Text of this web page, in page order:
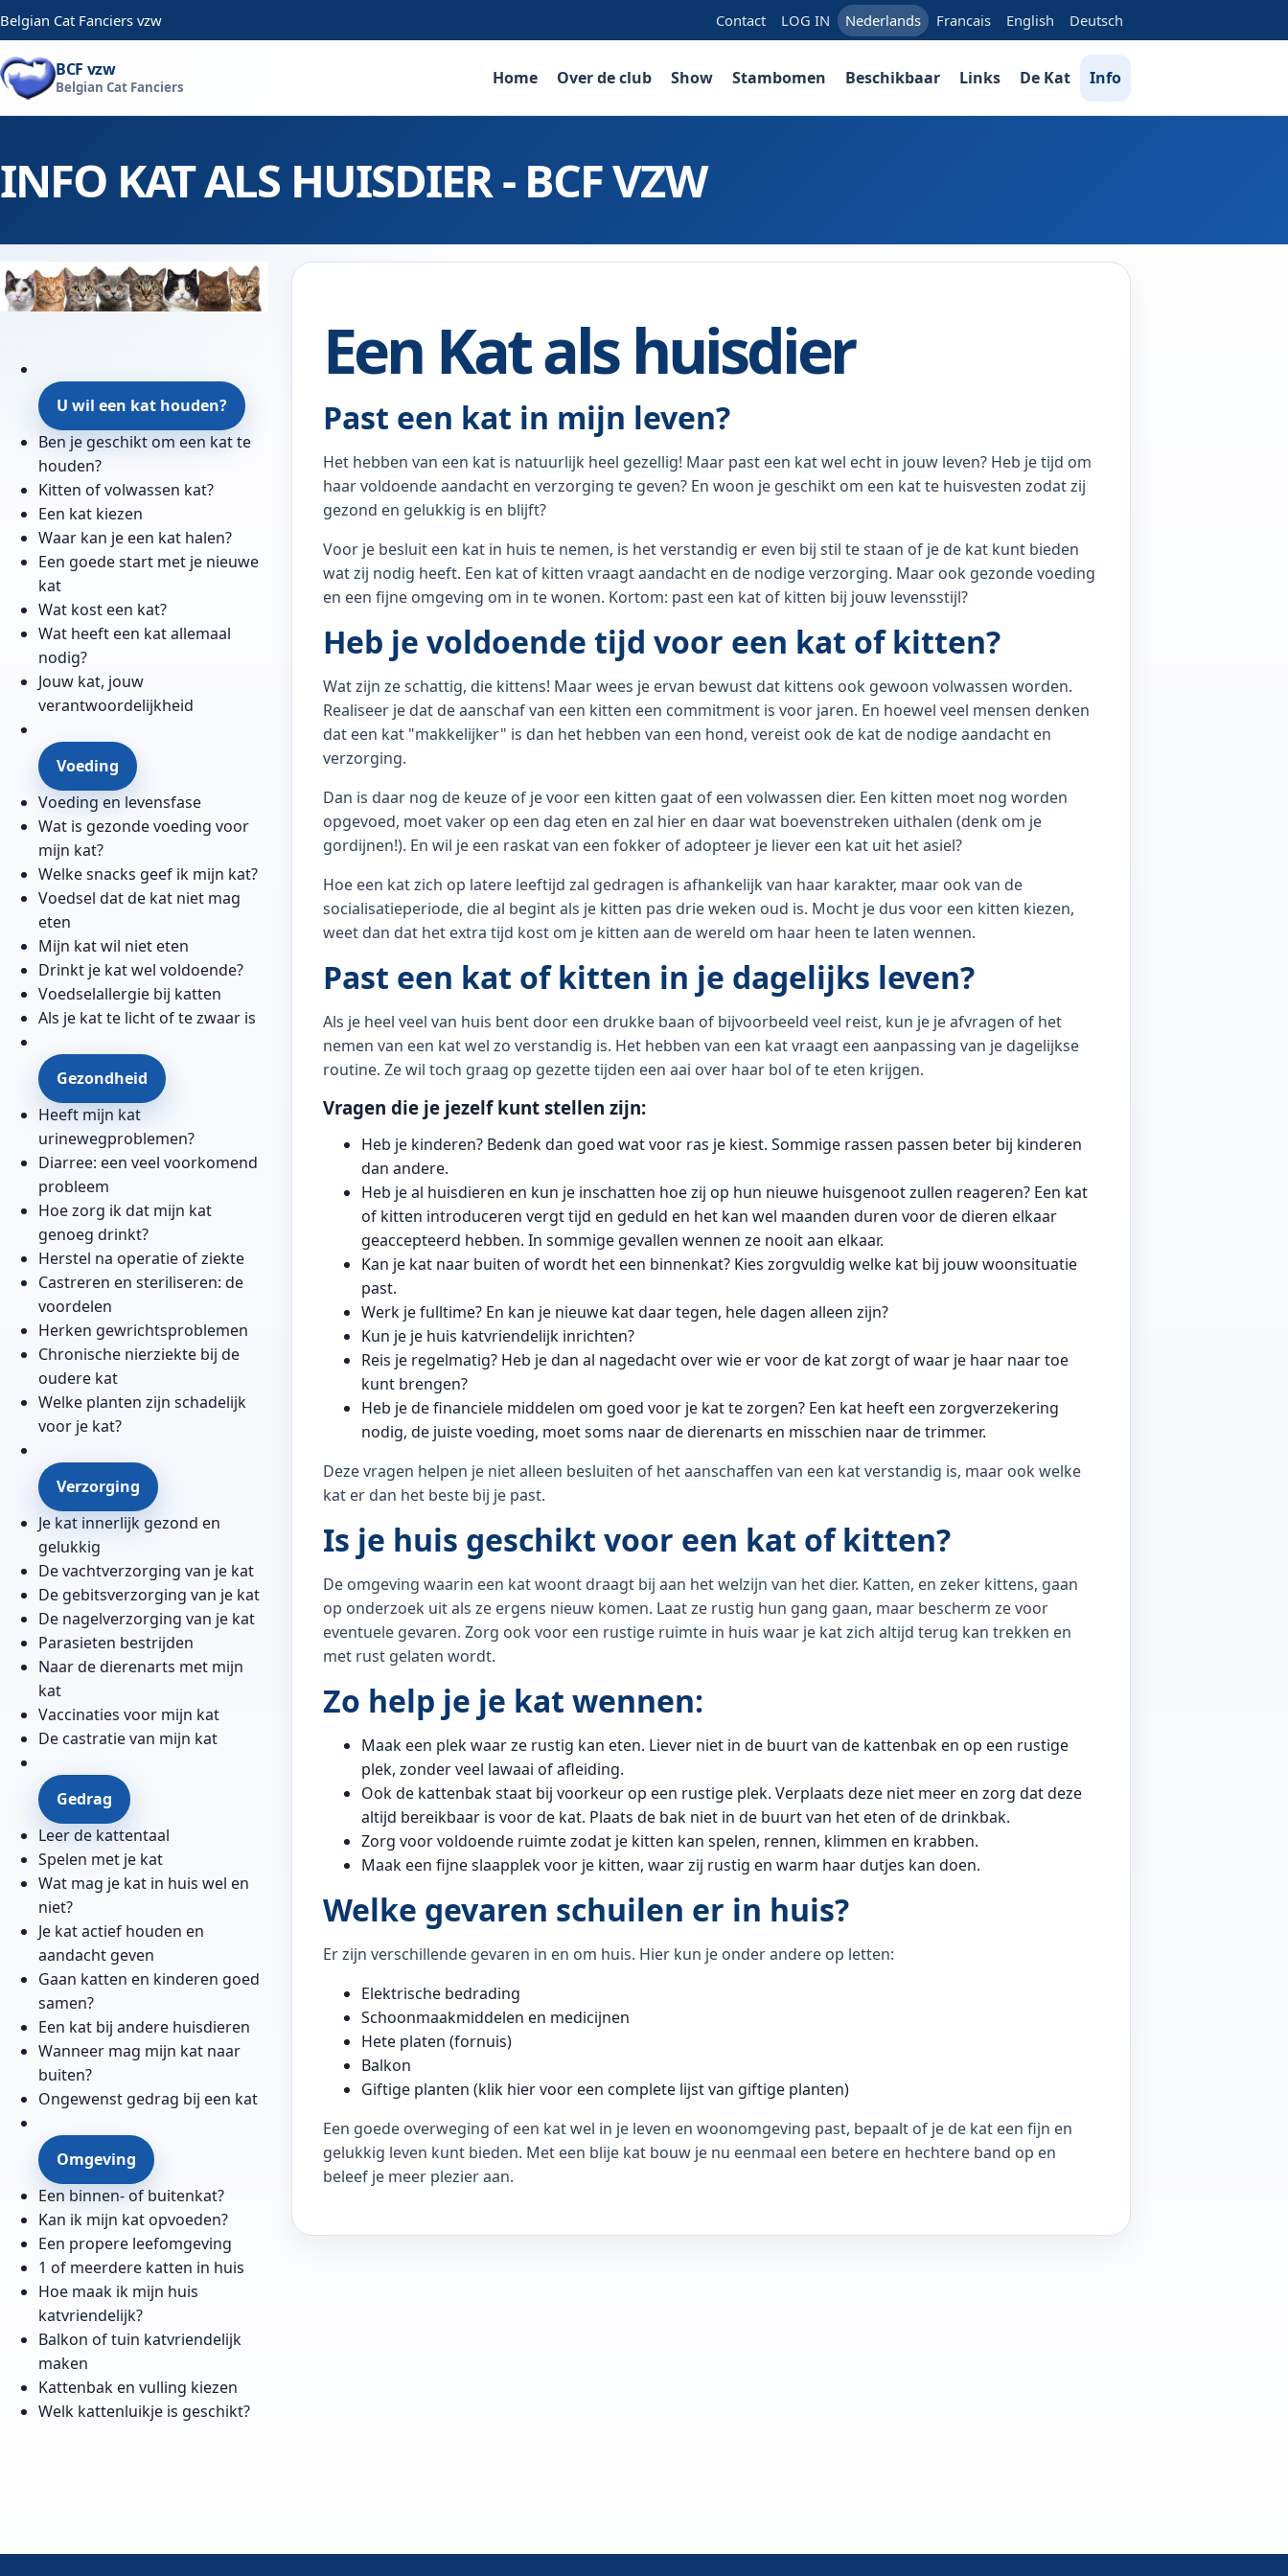
Belgian Cat Fanciers vzw Contact LOG IN Nederlands Francais English Deutsch
BCF vzw
Belgian Cat Fanciers Home Over de club Show Stambomen Beschikbaar Links De Kat Info
INFO KAT ALS HUISDIER - BCF VZW
U wil een kat houden?
Ben je geschikt om een kat te
houden?
Kitten of volwassen kat?
Een kat kiezen
Waar kan je een kat halen?
Een goede start met je nieuwe
kat
Wat kost een kat?
Wat heeft een kat allemaal
nodig?
Jouw kat, jouw
verantwoordelijkheid
Voeding
Voeding en levensfase
Wat is gezonde voeding voor
mijn kat?
Welke snacks geef ik mijn kat?
Voedsel dat de kat niet mag
eten
Mijn kat wil niet eten
Drinkt je kat wel voldoende?
Voedselallergie bij katten
Als je kat te licht of te zwaar is
Gezondheid
Heeft mijn kat
urinewegproblemen?
Diarree: een veel voorkomend
probleem
Hoe zorg ik dat mijn kat
genoeg drinkt?
Herstel na operatie of ziekte
Castreren en steriliseren: de
voordelen
Herken gewrichtsproblemen
Chronische nierziekte bij de
oudere kat
Welke planten zijn schadelijk
voor je kat?
Verzorging
Je kat innerlijk gezond en
gelukkig
De vachtverzorging van je kat
De gebitsverzorging van je kat
De nagelverzorging van je kat
Parasieten bestrijden
Naar de dierenarts met mijn
kat
Vaccinaties voor mijn kat
De castratie van mijn kat
Gedrag
Leer de kattentaal
Spelen met je kat
Wat mag je kat in huis wel en
niet?
Je kat actief houden en
aandacht geven
Gaan katten en kinderen goed
samen?
Een kat bij andere huisdieren
Wanneer mag mijn kat naar
buiten?
Ongewenst gedrag bij een kat
Omgeving
Een binnen- of buitenkat?
Kan ik mijn kat opvoeden?
Een propere leefomgeving
1 of meerdere katten in huis
Hoe maak ik mijn huis
katvriendelijk?
Balkon of tuin katvriendelijk
maken
Kattenbak en vulling kiezen
Welk kattenluikje is geschikt?
Een Kat als huisdier
Past een kat in mijn leven?
Het hebben van een kat is natuurlijk heel gezellig! Maar past een kat wel echt in jouw leven? Heb je tijd om
haar voldoende aandacht en verzorging te geven? En woon je geschikt om een kat te huisvesten zodat zij
gezond en gelukkig is en blijft?
Voor je besluit een kat in huis te nemen, is het verstandig er even bij stil te staan of je de kat kunt bieden
wat zij nodig heeft. Een kat of kitten vraagt aandacht en de nodige verzorging. Maar ook gezonde voeding
en een fijne omgeving om in te wonen. Kortom: past een kat of kitten bij jouw levensstijl?
Heb je voldoende tijd voor een kat of kitten?
Wat zijn ze schattig, die kittens! Maar wees je ervan bewust dat kittens ook gewoon volwassen worden.
Realiseer je dat de aanschaf van een kitten een commitment is voor jaren. En hoewel veel mensen denken
dat een kat "makkelijker" is dan het hebben van een hond, vereist ook de kat de nodige aandacht en
verzorging.
Dan is daar nog de keuze of je voor een kitten gaat of een volwassen dier. Een kitten moet nog worden
opgevoed, moet vaker op een dag eten en zal hier en daar wat boevenstreken uithalen (denk om je
gordijnen!). En wil je een raskat van een fokker of adopteer je liever een kat uit het asiel?
Hoe een kat zich op latere leeftijd zal gedragen is afhankelijk van haar karakter, maar ook van de
socialisatieperiode, die al begint als je kitten pas drie weken oud is. Mocht je dus voor een kitten kiezen,
weet dan dat het extra tijd kost om je kitten aan de wereld om haar heen te laten wennen.
Past een kat of kitten in je dagelijks leven?
Als je heel veel van huis bent door een drukke baan of bijvoorbeeld veel reist, kun je je afvragen of het
nemen van een kat wel zo verstandig is. Het hebben van een kat vraagt een aanpassing van je dagelijkse
routine. Ze wil toch graag op gezette tijden een aai over haar bol of te eten krijgen.
Vragen die je jezelf kunt stellen zijn:
Heb je kinderen? Bedenk dan goed wat voor ras je kiest. Sommige rassen passen beter bij kinderen
dan andere.
Heb je al huisdieren en kun je inschatten hoe zij op hun nieuwe huisgenoot zullen reageren? Een kat
of kitten introduceren vergt tijd en geduld en het kan wel maanden duren voor de dieren elkaar
geaccepteerd hebben. In sommige gevallen wennen ze nooit aan elkaar.
Kan je kat naar buiten of wordt het een binnenkat? Kies zorgvuldig welke kat bij jouw woonsituatie
past.
Werk je fulltime? En kan je nieuwe kat daar tegen, hele dagen alleen zijn?
Kun je je huis katvriendelijk inrichten?
Reis je regelmatig? Heb je dan al nagedacht over wie er voor de kat zorgt of waar je haar naar toe
kunt brengen?
Heb je de financiele middelen om goed voor je kat te zorgen? Een kat heeft een zorgverzekering
nodig, de juiste voeding, moet soms naar de dierenarts en misschien naar de trimmer.
Deze vragen helpen je niet alleen besluiten of het aanschaffen van een kat verstandig is, maar ook welke
kat er dan het beste bij je past.
Is je huis geschikt voor een kat of kitten?
De omgeving waarin een kat woont draagt bij aan het welzijn van het dier. Katten, en zeker kittens, gaan
op onderzoek uit als ze ergens nieuw komen. Laat ze rustig hun gang gaan, maar bescherm ze voor
eventuele gevaren. Zorg ook voor een rustige ruimte in huis waar je kat zich altijd terug kan trekken en
met rust gelaten wordt.
Zo help je je kat wennen:
Maak een plek waar ze rustig kan eten. Liever niet in de buurt van de kattenbak en op een rustige
plek, zonder veel lawaai of afleiding.
Ook de kattenbak staat bij voorkeur op een rustige plek. Verplaats deze niet meer en zorg dat deze
altijd bereikbaar is voor de kat. Plaats de bak niet in de buurt van het eten of de drinkbak.
Zorg voor voldoende ruimte zodat je kitten kan spelen, rennen, klimmen en krabben.
Maak een fijne slaapplek voor je kitten, waar zij rustig en warm haar dutjes kan doen.
Welke gevaren schuilen er in huis?
Er zijn verschillende gevaren in en om huis. Hier kun je onder andere op letten:
Elektrische bedrading
Schoonmaakmiddelen en medicijnen
Hete platen (fornuis)
Balkon
Giftige planten (klik hiervoor een complete lijst van giftige planten)
Een goede overweging of een kat wel in je leven en woonomgeving past, bepaalt of je de kat een fijn en
gelukkig leven kunt bieden. Met een blije kat bouw je nu eenmaal een betere en hechtere band op en
beleef je meer plezier aan.